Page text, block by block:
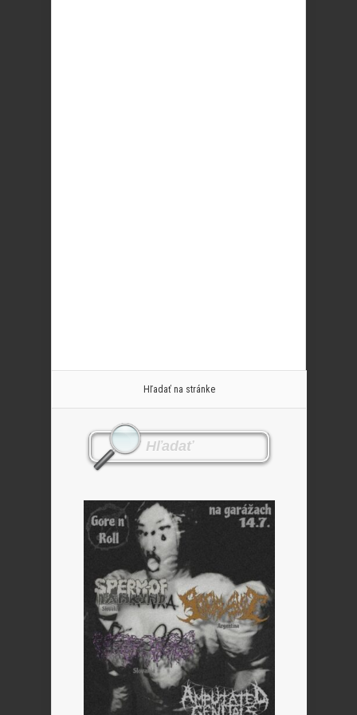
Hľadať na stránke